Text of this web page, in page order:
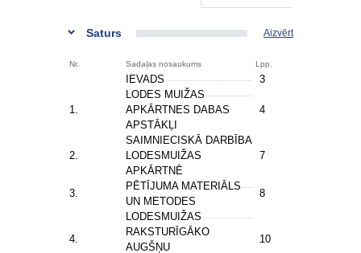
Saturs Aizvērt
Nr. Sadaļas nosaukums Lpp.
IEVADS 3
1.
LODES MUIŽAS
APKĀRTNES DABAS
APSTĀKĻI
4
2.
SAIMNIECISKĀ DARBĪBA
LODESMUIŽAS
APKĀRTNĒ
7
3.
PĒTĪJUMA MATERIĀLS
UN METODES
8
4.
LODESMUIŽAS
RAKSTURĪGĀKO
AUGŠŅU
10